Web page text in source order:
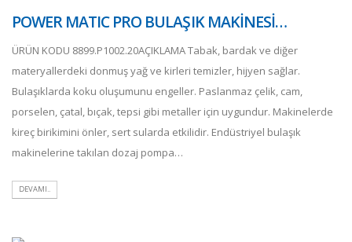
POWER MATIC PRO BULAŞIK MAKİNESİ…
ÜRÜN KODU 8899.P1002.20AÇIKLAMA Tabak, bardak ve diğer
materyallerdeki donmuş yağ ve kirleri temizler, hijyen sağlar.
Bulaşıklarda koku oluşumunu engeller. Paslanmaz çelik, cam,
porselen, çatal, bıçak, tepsi gibi metaller için uygundur. Makinelerde
kireç birikimini önler, sert sularda etkilidir. Endüstriyel bulaşık
makinelerine takılan dozaj pompa…
DEVAMI..